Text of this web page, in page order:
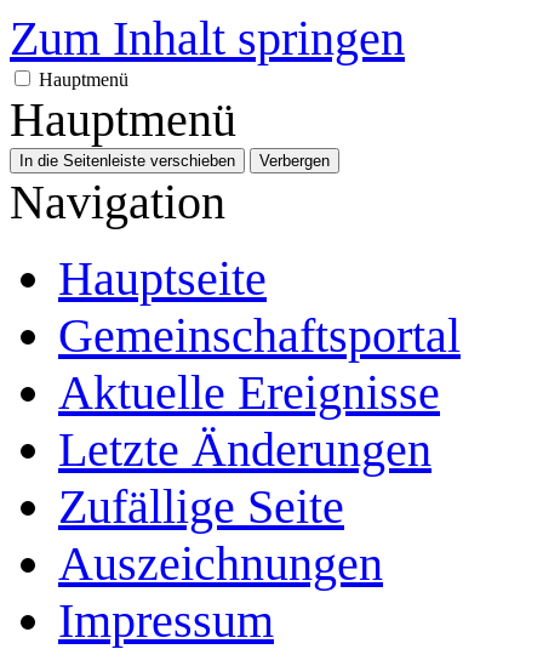
Zum Inhalt springen
Hauptmenü
Hauptmenü
In die Seitenleiste verschieben Verbergen
Navigation
Hauptseite
Gemeinschafts­portal
Aktuelle Ereignisse
Letzte Änderungen
Zufällige Seite
Auszeichnungen
Impressum